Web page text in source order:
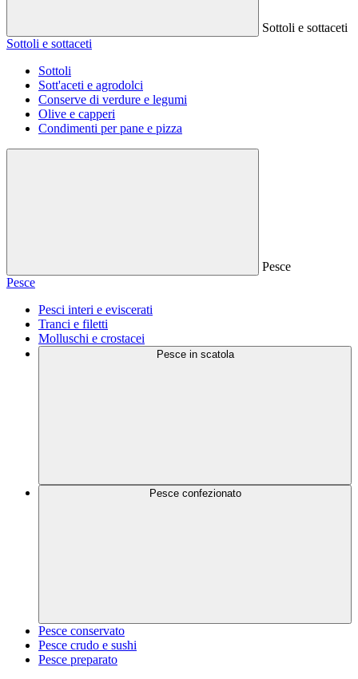
Sottoli e sottaceti
Sottoli e sottaceti
Sottoli
Sott'aceti e agrodolci
Conserve di verdure e legumi
Olive e capperi
Condimenti per pane e pizza
Pesce
Pesce
Pesci interi e eviscerati
Tranci e filetti
Molluschi e crostacei
Pesce in scatola
Pesce confezionato
Pesce conservato
Pesce crudo e sushi
Pesce preparato